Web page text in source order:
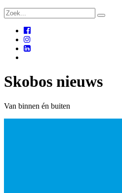
Skobos nieuws
Van binnen én buiten